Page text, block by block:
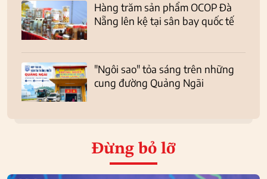
Hàng trăm sản phẩm OCOP Đà
Nẵng lên kệ tại sân bay quốc tế
"Ngôi sao" tỏa sáng trên những
cung đường Quảng Ngãi
Đừng bỏ lỡ